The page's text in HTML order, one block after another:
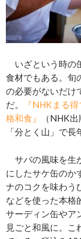
いざという時の
食材でもある。旬
の必要がないだけ
だ。
『NHKまる
格和食』
（NHK
「分とく山」で
サバの風味を生
にしたサケ缶のか
ナのコクを味わう
などを使った本格
サーディン缶やア
見ごと和風に。こ